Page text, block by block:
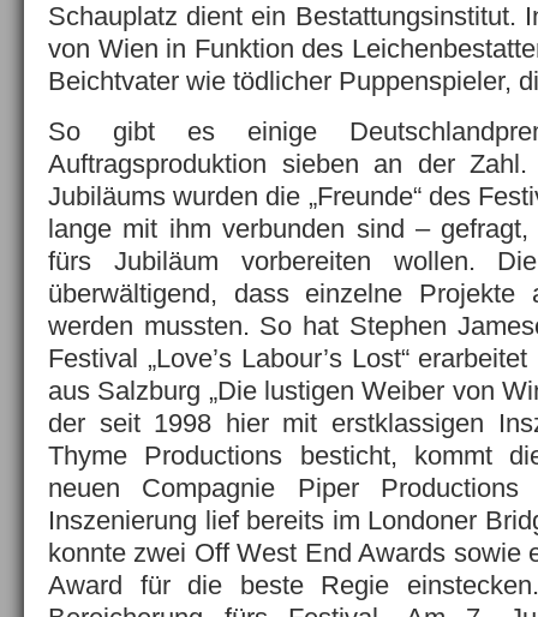
Schauplatz dient ein Bestattungsinstitut.
von Wien in Funktion des
Beichtvater wie tödlicher Puppenspieler,
So gibt es einige
Auftragsproduktion sieben an der
Jubiläums wurden die „Freunde“ des
lange mit ihm verbunden sind –
fürs Jubiläum vorbereiten wollen.
überwältigend, dass einzelne Projekte
werden mussten. So hat Stephen
Festival „Love’s Labour’s Lost“
aus Salzburg „Die lustigen Weiber von
der seit 1998 hier mit erstklassigen
Thyme Productions besticht, kommt
neuen Compagnie Piper Productions
Inszenierung lief bereits im Londoner
konnte zwei Off West End Awards sowie
Award für die beste Regie